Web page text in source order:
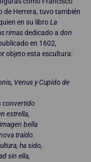
de Herrera, tuvo también
en su libroLa
rimasdedicado a don
en 1602,
objeto esta escultura:
Venus y Cupido de
convertido
estrella,
bella
traído.
ha sido,
sin ella,